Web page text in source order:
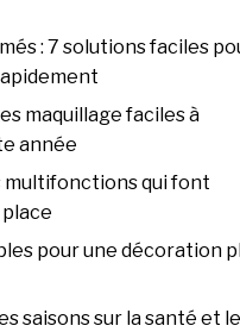
: 7 solutions faciles
maquillage faciles à
année
multifonctions qui font
pour une décoration
saisons sur la santé et le